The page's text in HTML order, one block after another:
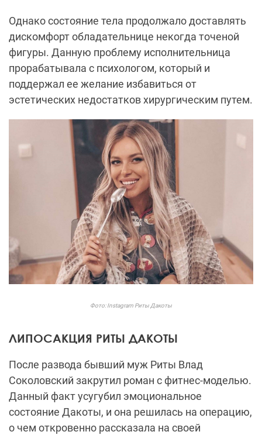
Однако состояние тела продолжало доставлять
дискомфорт обладательнице некогда точеной
фигуры. Данную проблему исполнительница
прорабатывала с психологом, который и
поддержал ее желание избавиться от
эстетических недостатков хирургическим путем.
Фото: Instagram Риты Дакоты
ЛИПОСАКЦИЯ РИТЫ ДАКОТЫ
После развода бывший муж Риты Влад
Соколовский закрутил роман с фитнес-моделью.
Данный факт усугубил эмоциональное
состояние Дакоты, и она решилась на операцию,
о чем откровенно рассказала на своей